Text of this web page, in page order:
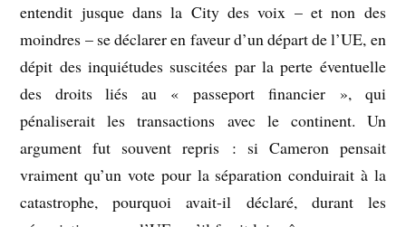
entendit jusque dans la City des voix – et non des
moindres – se déclarer en faveur d’un départ de l’UE, en
dépit des inquiétudes suscitées par la perte éventuelle
des droits liés au « passeport financier », qui
pénaliserait les transactions avec le continent. Un
argument fut souvent repris : si Cameron pensait
vraiment qu’un vote pour la séparation conduirait à la
catastrophe, pourquoi avait-il déclaré, durant les